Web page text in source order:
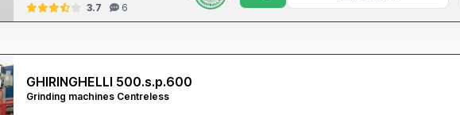
3.7
6
GHIRINGHELLI 500.s.p.600
Grinding machines Centreless